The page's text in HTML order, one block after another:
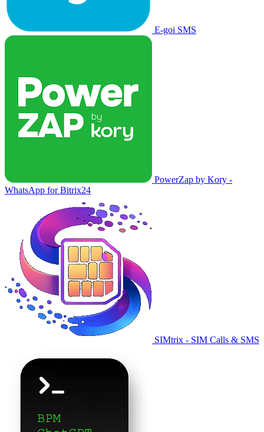
E-goi SMS
PowerZap by Kory -
WhatsApp for Bitrix24
SIMtrix - SIM Calls & SMS